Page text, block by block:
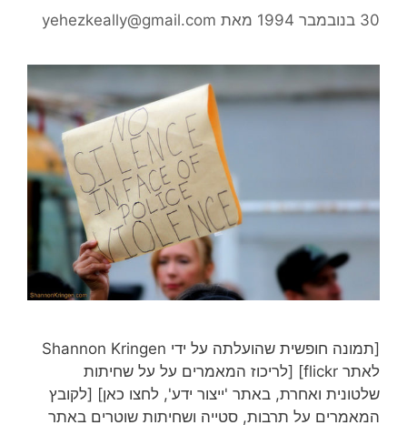
30 בנובמבר 1994 מאת yehezkeally@gmail.com
[תמונה חופשית שהועלתה על ידי Shannon Kringen
לאתר flickr] [לריכוז המאמרים על על שחיתות
שלטונית ואחרת, באתר 'ייצור ידע', לחצו כאן] [לקובץ
המאמרים על תרבות, סטייה ושחיתות שוטרים באתר